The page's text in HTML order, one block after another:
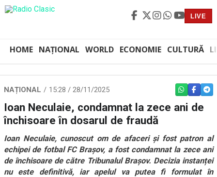
LIVE
HOME NAȚIONAL WORLD ECONOMIE CULTURĂ
NAȚIONAL 15:28 / 28/11/2025 WHATSAPP
Ioan Neculaie, condamnat la zece ani de
închisoare în dosarul de fraudă
Ioan Neculaie, cunoscut om de afaceri și fost patron al
echipei de fotbal FC Brașov, a fost condamnat la zece ani
de închisoare de către Tribunalul Brașov. Decizia instanței
nu este definitivă, iar apelul va putea fi formulat în